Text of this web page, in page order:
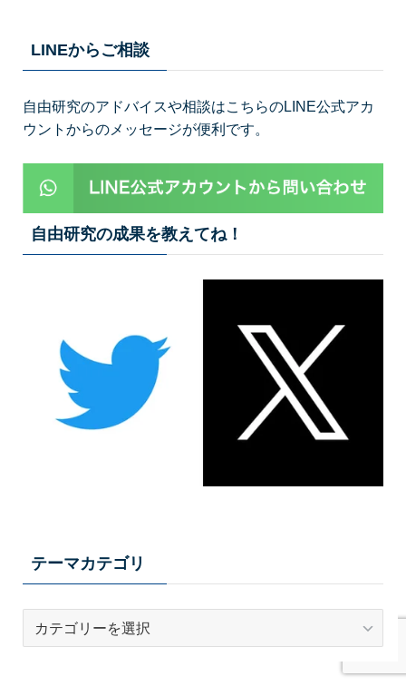
LINEからご相談
自由研究のアドバイスや相談はこちらのLINE公式アカ
ウントからのメッセージが便利です。
自由研究の成果を教えてね！
テーマカテゴリ